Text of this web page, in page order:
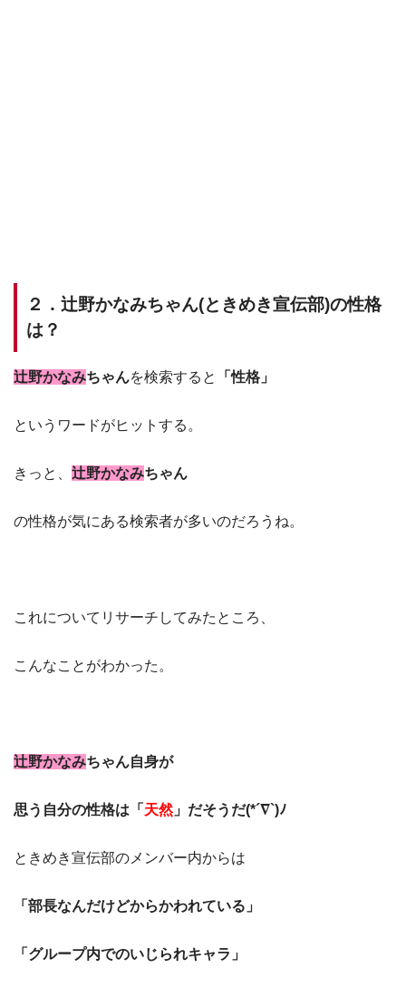
２．辻野かなみちゃん(ときめき宣伝部)の性格
は？
辻野かなみちゃんを検索すると 「性格」
というワードがヒットする。
きっと、 辻野かなみちゃん
の性格が気にある検索者が多いのだろうね。
これについてリサーチしてみたところ、
こんなことがわかった。
辻野かなみちゃん自身が
思う自分の性格は「 天然」だそうだ(*´∇`)ﾉ
ときめき宣伝部のメンバー内からは
「部長なんだけどからかわれている」
「グループ内でのいじられキャラ」